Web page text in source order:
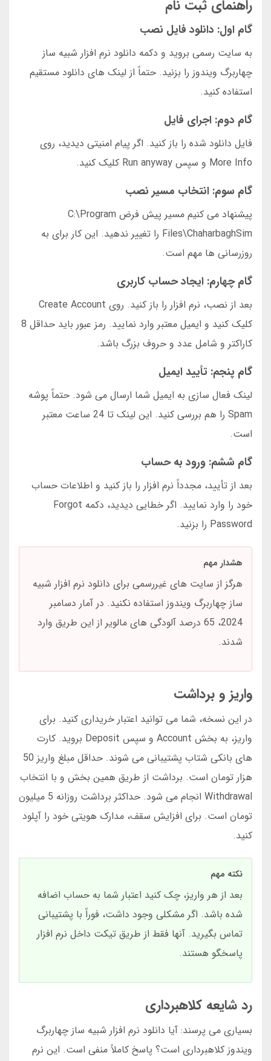
راهنمای ثبت نام
گام اول: دانلود فایل نصب
به سایت رسمی بروید و دکمه دانلود نرم افزار شبیه ساز
چهاربرگ ویندوز را بزنید. حتماً از لینک های دانلود مستقیم
استفاده کنید.
گام دوم: اجرای فایل
فایل دانلود شده را باز کنید. اگر پیام امنیتی دیدید، روی
More Info و سپس Run anyway کلیک کنید.
گام سوم: انتخاب مسیر نصب
پیشنهاد می کنیم مسیر پیش فرض C:\Program
Files\ChaharbaghSim را تغییر ندهید. این کار برای به
روزرسانی ها مهم است.
گام چهارم: ایجاد حساب کاربری
بعد از نصب، نرم افزار را باز کنید. روی Create Account
کلیک کنید و ایمیل معتبر وارد نمایید. رمز عبور باید حداقل 8
کاراکتر و شامل عدد و حروف بزرگ باشد.
گام پنجم: تأیید ایمیل
لینک فعال سازی به ایمیل شما ارسال می شود. حتماً پوشه
Spam را هم بررسی کنید. این لینک تا 24 ساعت معتبر
است.
گام ششم: ورود به حساب
بعد از تأیید، مجدداً نرم افزار را باز کنید و اطلاعات حساب
خود را وارد نمایید. اگر خطایی دیدید، دکمه Forgot
Password را بزنید.
هشدار مهم
هرگز از سایت های غیررسمی برای دانلود نرم افزار شبیه
ساز چهاربرگ ویندوز استفاده نکنید. در آمار دسامبر
2024، 65 درصد آلودگی های مالویر از این طریق وارد
شدند.
واریز و برداشت
در این نسخه، شما می توانید اعتبار خریداری کنید. برای
واریز، به بخش Account و سپس Deposit بروید. کارت
های بانکی شتاب پشتیبانی می شوند. حداقل مبلغ واریز 50
هزار تومان است. برداشت از طریق همین بخش و با انتخاب
Withdrawal انجام می شود. حداکثر برداشت روزانه 5 میلیون
تومان است. برای افزایش سقف، مدارک هویتی خود را آپلود
کنید.
نکته مهم
بعد از هر واریز، چک کنید اعتبار شما به حساب اضافه
شده باشد. اگر مشکلی وجود داشت، فوراً با پشتیبانی
تماس بگیرید. آنها فقط از طریق تیکت داخل نرم افزار
پاسخگو هستند.
رد شایعه کلاهبرداری
بسیاری می پرسند: آیا دانلود نرم افزار شبیه ساز چهاربرگ
ویندوز کلاهبرداری است؟ پاسخ کاملاً منفی است. این نرم